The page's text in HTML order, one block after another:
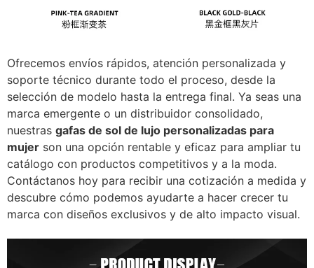
Ofrecemos envíos rápidos, atención personalizada y
soporte técnico durante todo el proceso, desde la
selección de modelo hasta la entrega final. Ya seas una
marca emergente o un distribuidor consolidado,
nuestras gafas de sol de lujo personalizadas para
mujer son una opción rentable y eficaz para ampliar tu
catálogo con productos competitivos y a la moda.
Contáctanos hoy para recibir una cotización a medida y
descubre cómo podemos ayudarte a hacer crecer tu
marca con diseños exclusivos y de alto impacto visual.